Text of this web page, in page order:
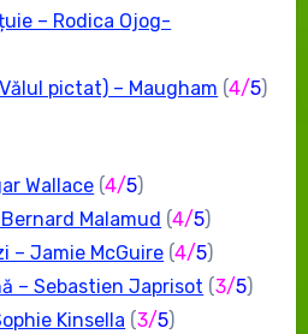
– Rodica Ojog-
pictat) – Maugham (4/5)
Wallace (4/5)
Malamud (4/5)
– Jamie McGuire (4/5)
– Sebastien Japrisot (3/5)
Kinsella (3/5)